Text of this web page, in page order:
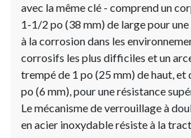
avec la même clé - comprend un
1-1/2 po (38 mm) de large pour
à la corrosion dans les
corrosifs les plus difficiles et un
trempé de 1 po (25 mm) de haut,
po (6 mm), pour une résistance
Le mécanisme de verrouillage à
en acier inoxydable résiste à la